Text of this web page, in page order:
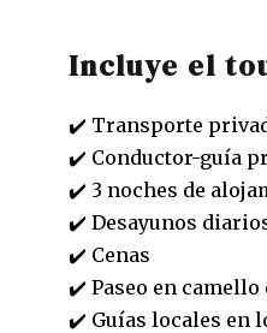
Incluye el
✔️ Transporte
✔️ Conductor-guía
✔️ 3 noches de
✔️ Desayunos
✔️ Cenas
✔️ Paseo en camello
✔️ Guías locales en